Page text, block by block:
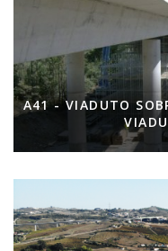
A41 - VIADUTO